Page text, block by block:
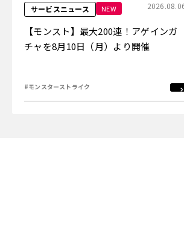
サービスニュース NEW
【モンスト】最大200連！アゲインガ
チャを8月10日（月）より開催
#モンスターストライク